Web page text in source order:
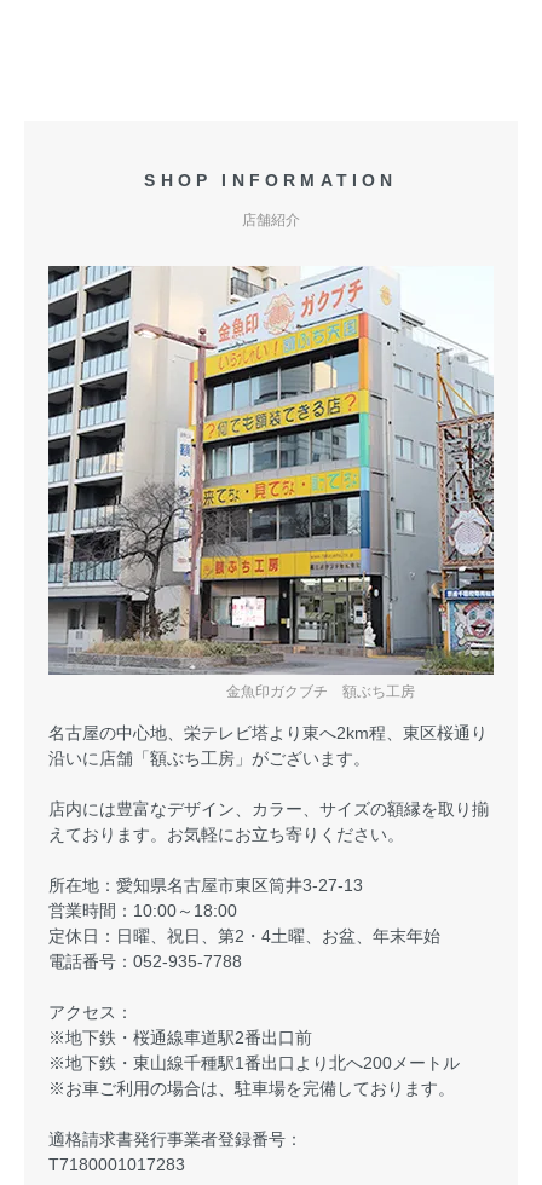
SHOP INFORMATION
店舗紹介
金魚印ガクブチ 額ぶち工房
名古屋の中心地、栄テレビ塔より東へ2km程、東区桜通り
沿いに店舗「額ぶち工房」がございます。
店内には豊富なデザイン、カラー、サイズの額縁を取り揃
えております。お気軽にお立ち寄りください。
所在地：愛知県名古屋市東区筒井3-27-13
営業時間：10:00～18:00
定休日：日曜、祝日、第2・4土曜、お盆、年末年始
電話番号：052-935-7788
アクセス：
※地下鉄・桜通線車道駅2番出口前
※地下鉄・東山線千種駅1番出口より北へ200メートル
※お車ご利用の場合は、駐車場を完備しております。
適格請求書発行事業者登録番号：
T7180001017283